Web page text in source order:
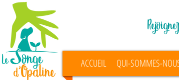
ACCUEIL QUI-SOMMES-